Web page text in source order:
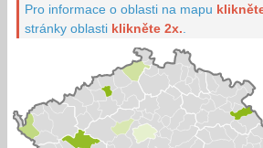
Pro informace o oblasti na mapu
stránky oblasti klikněte 2x.